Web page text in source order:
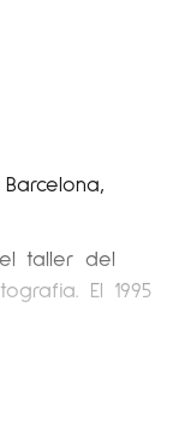
taller del
El 1995